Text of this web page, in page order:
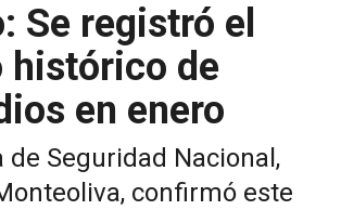
Se registró el
histórico de
en enero
de Seguridad Nacional,
confirmó este